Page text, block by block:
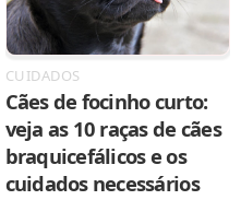
CUIDADOS
Cães de focinho curto:
veja as 10 raças de cães
braquicefálicos e os
cuidados necessários